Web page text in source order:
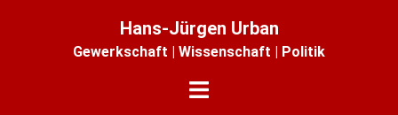
Hans-Jürgen Urban
Gewerkschaft | Wissenschaft | Politik
Menü